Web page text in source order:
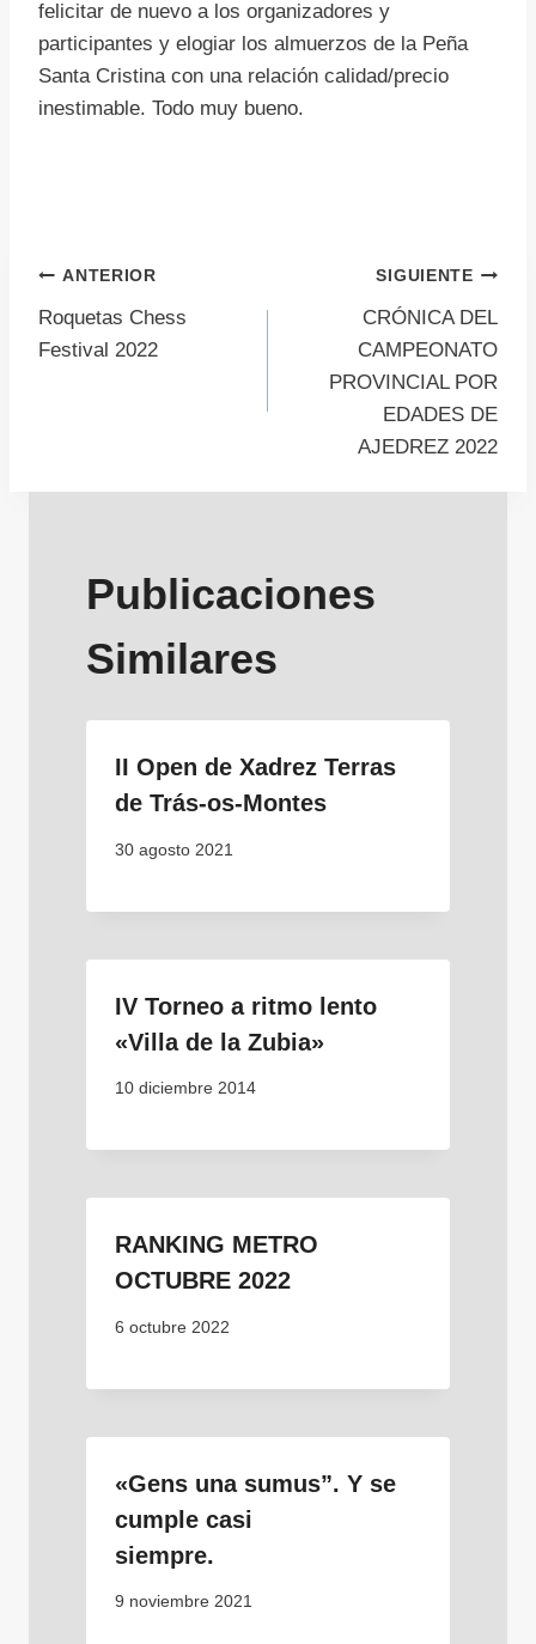
felicitar de nuevo a los organizadores y
participantes y elogiar los almuerzos de la Peña
Santa Cristina con una relación calidad/precio
inestimable. Todo muy bueno.
Navegación
de
ANTERIOR
Roquetas Chess
Festival 2022
SIGUIENTE
CRÓNICA DEL
CAMPEONATO
PROVINCIAL POR
EDADES DE
AJEDREZ 2022
Publicaciones
Similares
II Open de Xadrez Terras
de Trás-os-Montes
30 agosto 2021
IV Torneo a ritmo lento
«Villa de la Zubia»
10 diciembre 2014
RANKING METRO
OCTUBRE 2022
6 octubre 2022
«Gens una sumus”. Y se
cumple casi
siempre.
9 noviembre 2021